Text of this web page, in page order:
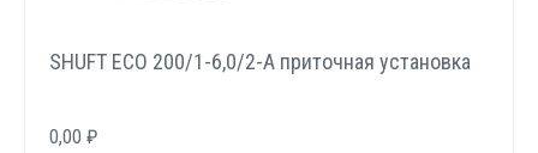
SHUFT ECO 200/1-6,0/2-A приточная установка
0,00 ₽